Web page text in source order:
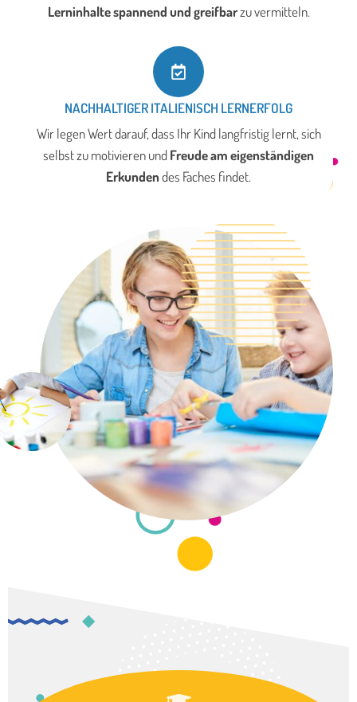
Lerninhalte spannend und greifbarzu vermitteln.
NACHHALTIGER ITALIENISCH LERNERFOLG
Wir legen Wert darauf, dass Ihr Kind langfristig lernt, sich
selbst zu motivieren undFreude am eigenständigen
Erkundendes Faches findet.